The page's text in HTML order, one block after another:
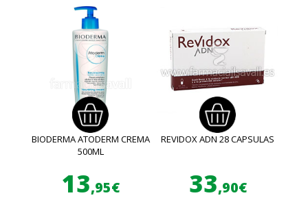
BIODERMA ATODERM CREMA
500ML
13,95€
REVIDOX ADN 28 CAPSULAS
33,90€